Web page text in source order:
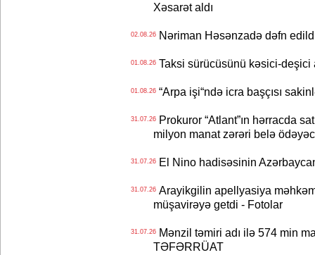
Xəsarət aldı
02.08.26Nəriman Həsənzadə dəfn
01.08.26Taksi sürücüsünü kəsici-deşici
01.08.26“Arpa işi“ndə icra başçısı
31.07.26Prokuror “Atlant”ın hərracda
milyon manat zərəri belə
31.07.26El Nino hadisəsinin
31.07.26Arayikgilin apellyasiya
müşavirəyə getdi - Fotolar
31.07.26Mənzil təmiri adı ilə 574 min
TƏFƏRRÜAT